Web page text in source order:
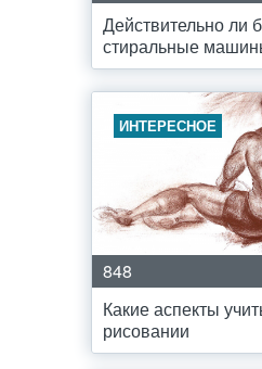
Действительно ли
стиральные
ИНТЕРЕСНОЕ
848
Какие аспекты
рисовании